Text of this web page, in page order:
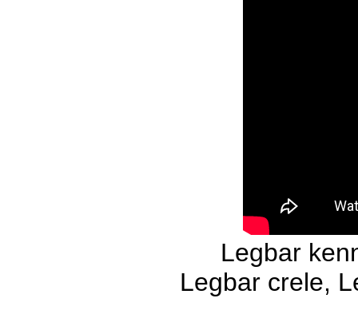
Legbar
Legbar crele,